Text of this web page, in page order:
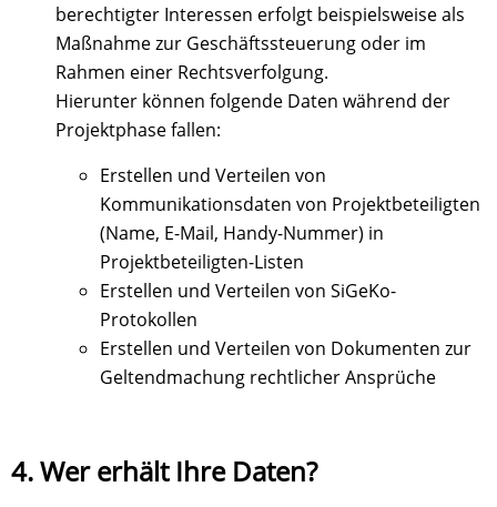
berechtigter Interessen erfolgt beispielsweise als
Maßnahme zur Geschäftssteuerung oder im
Rahmen einer Rechtsverfolgung.
Hierunter können folgende Daten während der
Projektphase fallen:
Erstellen und Verteilen von
Kommunikationsdaten von Projektbeteiligten
(Name, E-Mail, Handy-Nummer) in
Projektbeteiligten-Listen
Erstellen und Verteilen von SiGeKo-
Protokollen
Erstellen und Verteilen von Dokumenten zur
Geltendmachung rechtlicher Ansprüche
4.Wer erhält Ihre Daten?